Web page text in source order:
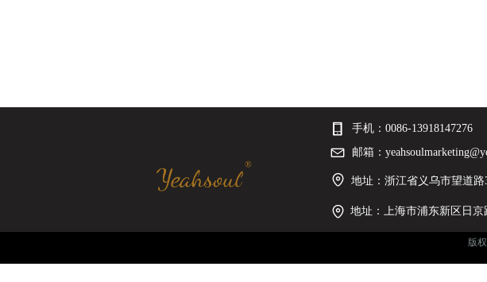
手机： 0086-13918147276
邮箱：
地址：浙江省义乌市望道路
地址：上海市浦东新区日京
版